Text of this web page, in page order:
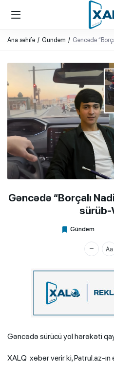
XALQ.ONLINE
ONLAYN PLATFORMA
Ana səhifə Gündəm Gəncədə
Gəncədə “Borçalı
sürüb-
Gündəm
Gəncədə sürücü yol hərəkəti
XALQ xəbər verir ki, Patrul.az-